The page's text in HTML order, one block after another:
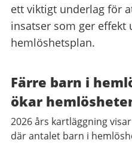
ett viktigt underlag för
insatser som ger effekt
hemlöshetsplan.
Färre barn i
ökar
2026 års kartläggning
där antalet barn i